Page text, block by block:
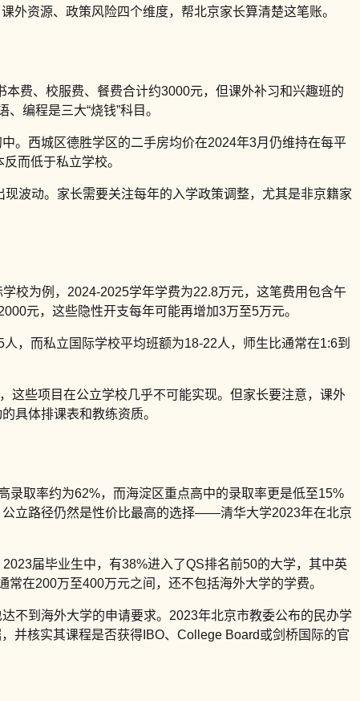
资源、政策风险四个维度，帮北京家长算清楚这笔账。
费、校服费、餐费合计约3000元，但课外补习和兴趣班的
编程是三大“烧钱”科目。
。西城区德胜学区的二手房均价在2024年3月仍维持在每平
而低于私立学校。
波动。家长需要关注每年的入学政策调整，尤其是非京籍家
校为例，2024-2025学年学费为22.8万元，这笔费用包含午
元，这些隐性开支每年可能再增加3万至5万元。
，而私立国际学校平均班额为18-22人，师生比通常在1:6到
这些项目在公立学校几乎不可能实现。但家长要注意，课外
具体排课表和教练资质。
取率约为62%，而海淀区重点高中的录取率更是低至15%
立路径仍然是性价比最高的选择——清华大学2023年在北京
届毕业生中，有38%进入了QS排名前50的大学，其中英
在200万至400万元之间，还不包括海外大学的学费。
不到海外大学的申请要求。2023年北京市教委公布的民办学
并核实其课程是否获得IBO、College Board或剑桥国际的官